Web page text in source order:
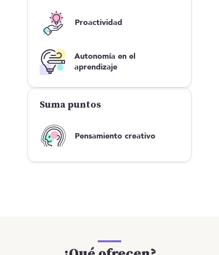
Proactividad
Autonomía en el
aprendizaje
Suma puntos
Pensamiento creativo